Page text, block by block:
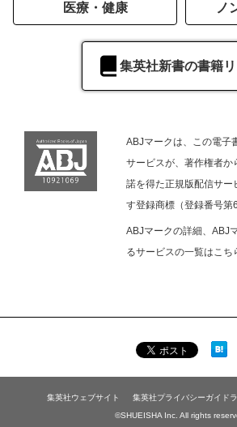
医療・健康 ノ
集英社新書の書籍リ
ABJマークは、この電子
サービスが、著作権者か
諾を得た正規版配信サー
す登録商標（登録番号第
ABJマークの詳細、ABJ
るサービスの一覧はこち
集英社ウェブサイト 集英社プライバシーガイド
©SHUEISHA Inc. All rights